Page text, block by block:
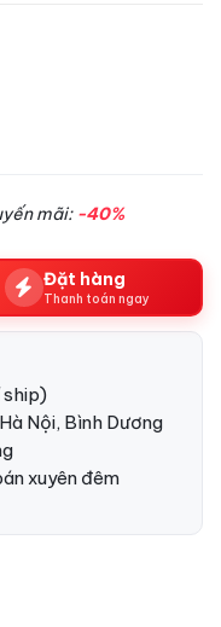
mãi: -40%
Đặt hàng
Thanh toán ngay
ship)
Nội, Bình Dương
xuyên đêm